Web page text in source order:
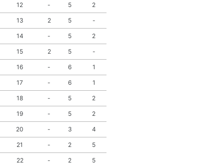
12 - 5 2
13 2 5 -
14 - 5 2
15 2 5 -
16 - 6 1
17 - 6 1
18 - 5 2
19 - 5 2
20 - 3 4
21 - 2 5
22 - 2 5